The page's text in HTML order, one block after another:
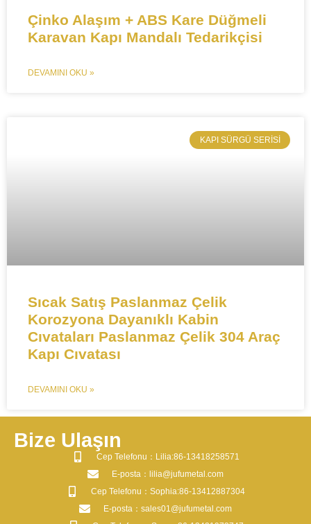
Çinko Alaşım + ABS Kare Düğmeli
Karavan Kapı Mandalı Tedarikçisi
DEVAMINI OKU »
​KAPI SÜRGÜ SERISI
​​​​Sıcak Satış Paslanmaz Çelik
Korozyona Dayanıklı Kabin
Cıvataları Paslanmaz Çelik 304 Araç
Kapı Cıvatası
DEVAMINI OKU »
Bize Ulaşın
​Cep Telefonu：Lilia:86-13418258571
​E-posta​：lilia@jufumetal.com
​Cep Telefonu：Sophia:86-13412887304
​E-posta​：sales01@jufumetal.com